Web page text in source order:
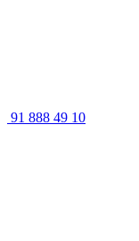
91 888 49 10